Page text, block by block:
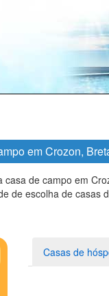
em Crozon,
de campo em
de escolha de
Casas de